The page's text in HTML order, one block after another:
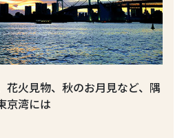
花火見物、秋のお月見など、隅
京湾には